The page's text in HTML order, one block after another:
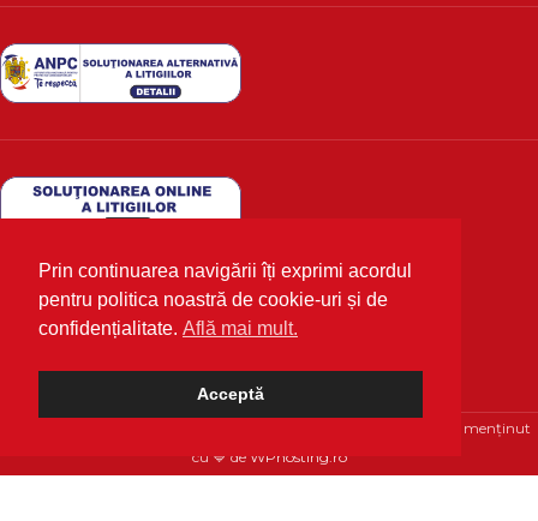
Prin continuarea navigării îți exprimi acordul
pentru politica noastră de cookie-uri și de
confidențialitate. Află mai mult.
Acceptă
2020 Toate drepturile rezervate | Optimizat și menținut
cu 💙 de WPhosting.ro